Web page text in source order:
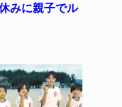
みに親子でル